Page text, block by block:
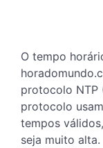
O tempo
protocolo NTP
protocolo
tempos
seja muito alta.